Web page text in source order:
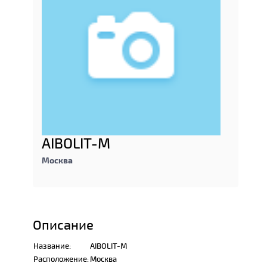
AIBOLIT-M
Москва
Описание
Название:
AIBOLIT-M
Расположение:Москва